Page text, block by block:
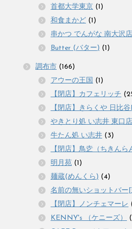
首都大学東京 (1)
和食まかど (1)
串かつ でんがな 南大沢店
Butter (バター) (1)
調布市 (166)
アウーの王国 (1)
【閉店】カフェリッチ
【閉店】きらくや 日比
やきとり処 い志井 東口店
牛たん処 い志井 (3)
【閉店】鳥赱（ちきんら
明月苑 (1)
麺蔵(めんくら) (4)
名前の無いショットバー[
【閉店】ノンチェマーレ
KENNY's （ケニーズ）